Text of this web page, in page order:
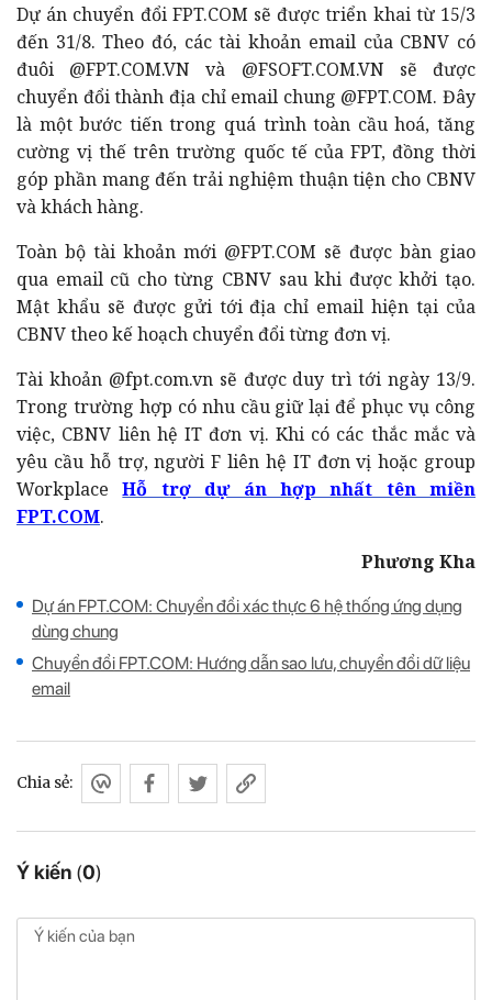
Dự án chuyển đổi FPT.COM sẽ được triển khai từ 15/3
đến 31/8. Theo đó, các tài khoản email của CBNV có
đuôi @FPT.COM.VN và @FSOFT.COM.VN sẽ được
chuyển đổi thành địa chỉ email chung @FPT.COM. Đây
là một bước tiến trong quá trình toàn cầu hoá, tăng
cường vị thế trên trường quốc tế của FPT, đồng thời
góp phần mang đến trải nghiệm thuận tiện cho CBNV
và khách hàng.
Toàn bộ tài khoản mới @FPT.COM sẽ được bàn giao
qua email cũ cho từng CBNV sau khi được khởi tạo.
Mật khẩu sẽ được gửi tới địa chỉ email hiện tại của
CBNV theo kế hoạch chuyển đổi từng đơn vị.
Tài khoản @fpt.com.vn sẽ được duy trì tới ngày 13/9.
Trong trường hợp có nhu cầu giữ lại để phục vụ công
việc, CBNV liên hệ IT đơn vị. Khi có các thắc mắc và
yêu cầu hỗ trợ, người F liên hệ IT đơn vị hoặc group
WorkplaceHỗ trợ dự án hợp nhất tên miền
FPT.COM.
Phương Kha
Dự án FPT.COM: Chuyển đổi xác thực 6 hệ thống ứng dụng
dùng chung
Chuyển đổi FPT.COM: Hướng dẫn sao lưu, chuyển đổi dữ liệu
email
Ý kiến (0)
Chia sẻ: